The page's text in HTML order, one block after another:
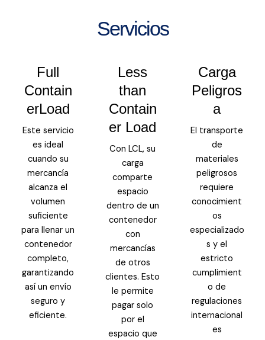
Servicios
Full
Contain
erLoad
Este servicio
es ideal
cuando su
mercancía
alcanza el
volumen
suficiente
para llenar un
contenedor
completo,
garantizando
así un envío
seguro y
eficiente.
Less
than
Contain
er Load
Con LCL, su
carga
comparte
espacio
dentro de un
contenedor
con
mercancías
de otros
clientes. Esto
le permite
pagar solo
por el
espacio que
Carga
Peligros
a
El transporte
de
materiales
peligrosos
requiere
conocimient
os
especializado
s y el
estricto
cumplimient
o de
regulaciones
internacional
es